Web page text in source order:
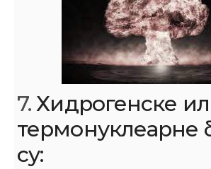
7.Хидрогенске
термонуклеарне
су: